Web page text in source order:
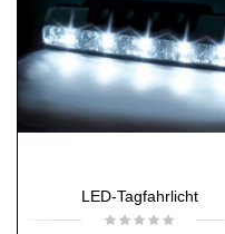
LED-Tagfahrlicht